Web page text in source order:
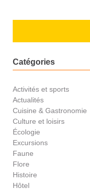
Catégories
Activités et sports
Actualités
Cuisine & Gastronomie
Culture et loisirs
Écologie
Excursions
Faune
Flore
Histoire
Hôtel